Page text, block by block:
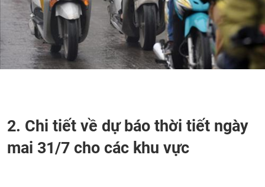
2. Chi tiết về dự báo thời tiết ngày
mai 31/7 cho các khu vực